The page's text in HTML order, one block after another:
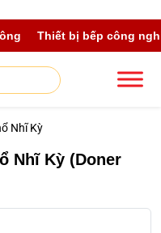
Thiết bị bếp công
Nhĩ Kỳ
Nhĩ Kỳ (Doner